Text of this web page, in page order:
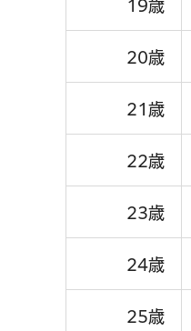
19歳
20歳
21歳
22歳
23歳
24歳
25歳